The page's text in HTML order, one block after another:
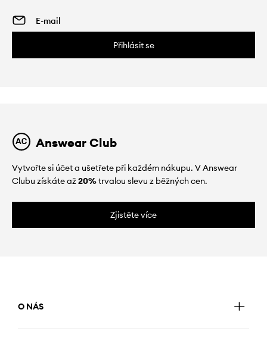
Přihlásit se
Answear Club
Vytvořte si účet a ušetřete při každém nákupu. V Answear
Clubu získáte až20%trvalou slevu z běžných cen.
Zjistěte více
O NÁS